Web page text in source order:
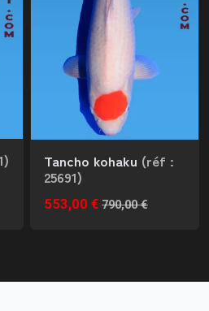
Tancho kohaku (réf :
25691)
553,00 € 790,00 €